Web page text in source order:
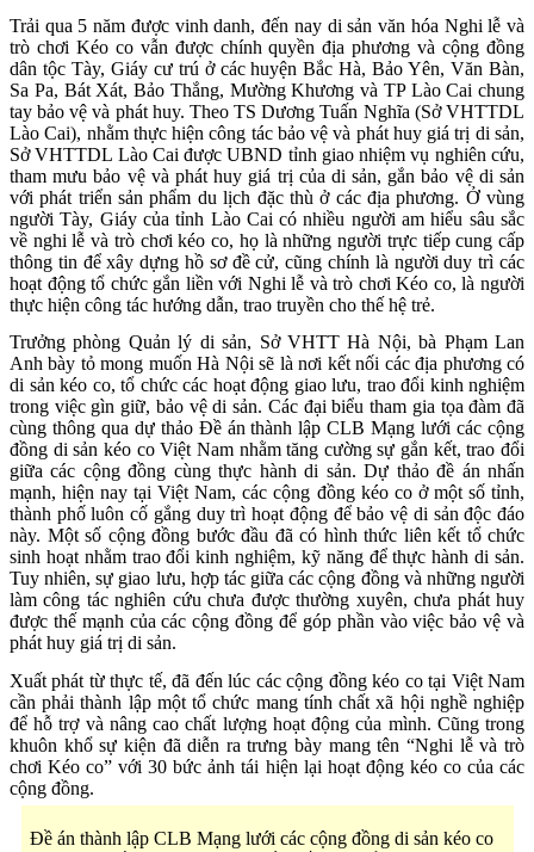
Trải qua 5 năm được vinh danh, đến nay di sản văn hóa Nghi lễ và
trò chơi Kéo co vẫn được chính quyền địa phương và cộng đồng
dân tộc Tày, Giáy cư trú ở các huyện Bắc Hà, Bảo Yên, Văn Bàn,
Sa Pa, Bát Xát, Bảo Thắng, Mường Khương và TP Lào Cai chung
tay bảo vệ và phát huy. Theo TS Dương Tuấn Nghĩa (Sở VHTTDL
Lào Cai), nhằm thực hiện công tác bảo vệ và phát huy giá trị di sản,
Sở VHTTDL Lào Cai được UBND tỉnh giao nhiệm vụ nghiên cứu,
tham mưu bảo vệ và phát huy giá trị của di sản, gắn bảo vệ di sản
với phát triển sản phẩm du lịch đặc thù ở các địa phương. Ở vùng
người Tày, Giáy của tỉnh Lào Cai có nhiều người am hiểu sâu sắc
về nghi lễ và trò chơi kéo co, họ là những người trực tiếp cung cấp
thông tin để xây dựng hồ sơ đề cử, cũng chính là người duy trì các
hoạt động tổ chức gắn liền với Nghi lễ và trò chơi Kéo co, là người
thực hiện công tác hướng dẫn, trao truyền cho thế hệ trẻ.
Trưởng phòng Quản lý di sản, Sở VHTT Hà Nội, bà Phạm Lan
Anh bày tỏ mong muốn Hà Nội sẽ là nơi kết nối các địa phương có
di sản kéo co, tổ chức các hoạt động giao lưu, trao đổi kinh nghiệm
trong việc gìn giữ, bảo vệ di sản. Các đại biểu tham gia tọa đàm đã
cùng thông qua dự thảo Đề án thành lập CLB Mạng lưới các cộng
đồng di sản kéo co Việt Nam nhằm tăng cường sự gắn kết, trao đổi
giữa các cộng đồng cùng thực hành di sản. Dự thảo đề án nhấn
mạnh, hiện nay tại Việt Nam, các cộng đồng kéo co ở một số tỉnh,
thành phố luôn cố gắng duy trì hoạt động để bảo vệ di sản độc đáo
này. Một số cộng đồng bước đầu đã có hình thức liên kết tổ chức
sinh hoạt nhằm trao đổi kinh nghiệm, kỹ năng để thực hành di sản.
Tuy nhiên, sự giao lưu, hợp tác giữa các cộng đồng và những người
làm công tác nghiên cứu chưa được thường xuyên, chưa phát huy
được thế mạnh của các cộng đồng để góp phần vào việc bảo vệ và
phát huy giá trị di sản.
Xuất phát từ thực tế, đã đến lúc các cộng đồng kéo co tại Việt Nam
cần phải thành lập một tổ chức mang tính chất xã hội nghề nghiệp
để hỗ trợ và nâng cao chất lượng hoạt động của mình. Cũng trong
khuôn khổ sự kiện đã diễn ra trưng bày mang tên “Nghi lễ và trò
chơi Kéo co” với 30 bức ảnh tái hiện lại hoạt động kéo co của các
cộng đồng.
Đề án thành lập CLB Mạng lưới các cộng đồng di sản kéo co